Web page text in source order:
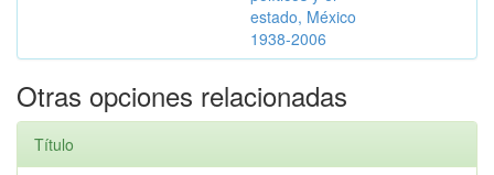
estado, México
1938-2006
Otras opciones relacionadas
Título